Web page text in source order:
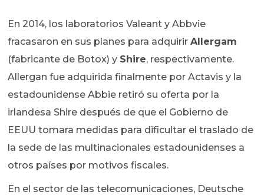
En 2014, los laboratorios Valeant y Abbvie
fracasaron en sus planes para adquirirAllergam
(fabricante de Botox) y Shire, respectivamente.
Allergan fue adquirida finalmente por Actavis y la
estadounidense Abbie retiró su oferta por la
irlandesa Shire después de que el Gobierno de
EEUU tomara medidas para dificultar el traslado de
la sede de las multinacionales estadounidenses a
otros países por motivos fiscales.
En el sector de las telecomunicaciones, Deutsche